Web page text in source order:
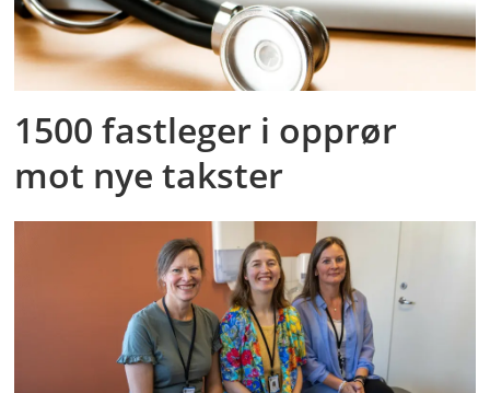
1500 fastleger i opprør
mot nye takster